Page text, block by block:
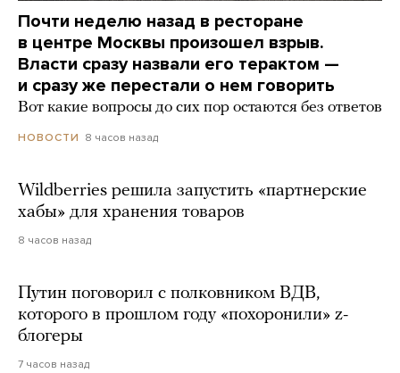
Почти неделю назад в ресторане
в центре Москвы произошел взрыв.
Власти сразу назвали его терактом —
и сразу же перестали о нем говорить
Вот какие вопросы до сих пор остаются без ответов
НОВОСТИ 8 часов назад
Wildberries решила запустить «партнерские
хабы» для хранения товаров
8 часов назад
Путин поговорил с полковником ВДВ,
которого в прошлом году «похоронили» z-
блогеры
7 часов назад